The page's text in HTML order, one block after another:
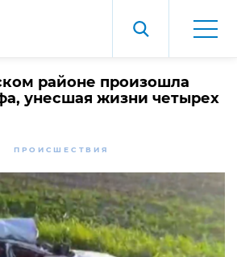
районе произошла
унесшая жизни четырех
ПРОИСШЕСТВИЯ